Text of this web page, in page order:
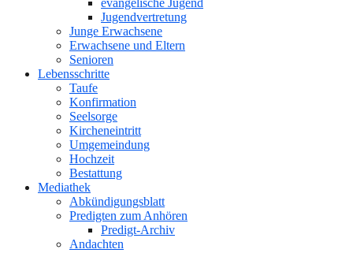
evangelische Jugend
Jugendvertretung
Junge Erwachsene
Erwachsene und Eltern
Senioren
Lebensschritte
Taufe
Konfirmation
Seelsorge
Kircheneintritt
Umgemeindung
Hochzeit
Bestattung
Mediathek
Abkündigungsblatt
Predigten zum Anhören
Predigt-Archiv
Andachten